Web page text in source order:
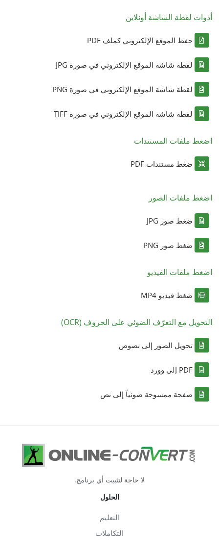
أدوات لقطة الشاشة أونلاين
حفظ الموقع الإلكتروني كملف PDF
لقطة شاشة الموقع الإلكتروني في صورة JPG
لقطة شاشة الموقع الإلكتروني في صورة PNG
لقطة شاشة الموقع الإلكتروني في صورة TIFF
اضغط ملفات المستندات
ضغط مستندات PDF
اضغط ملفات الصور
ضغط صور JPG
ضغط صور PNG
اضغط ملفات الفيديو
ضغط فيديو MP4
التحويل مع التعرّف الضوئي على الحروف (OCR)
تحويل الصور إلى نصوص
PDF إلى وورد
صفحة ممسوحة ضوئياً إلى نص
لا حاجة لتثبيت أي برنامج.
الحلول
التعليم
التكاملات